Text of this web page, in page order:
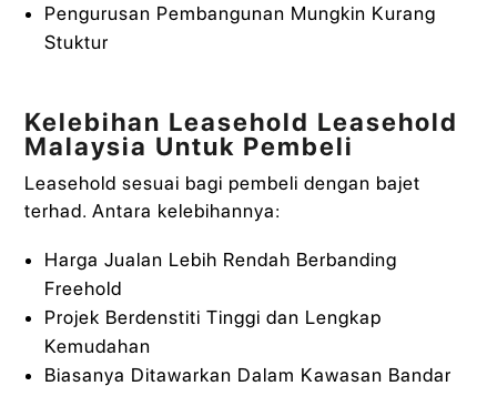
Pengurusan Pembangunan Mungkin Kurang
Stuktur
Kelebihan Leasehold Leasehold
Malaysia Untuk Pembeli
Leasehold sesuai bagi pembeli dengan bajet
terhad. Antara kelebihannya:
Harga Jualan Lebih Rendah Berbanding
Freehold
Projek Berdenstiti Tinggi dan Lengkap
Kemudahan
Biasanya Ditawarkan Dalam Kawasan Bandar